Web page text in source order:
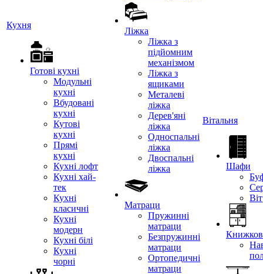
Кухня
Готові кухні
Модульні
кухні
Вбудовані
кухні
Кутові
кухні
Прямі
кухні
Кухні лофт
Кухні хай-
тек
Кухні
класичні
Кухні
модерн
Кухні білі
Кухні
чорні
Ліжка
Ліжка з
підйомним
механізмом
Ліжка з
ящиками
Металеві
ліжка
Дерев'яні
ліжка
Односпальні
ліжка
Двоспальні
ліжка
Матраци
Пружинні
матраци
Безпружинні
матраци
Ортопедичні
матраци
Вітальня
Шафи